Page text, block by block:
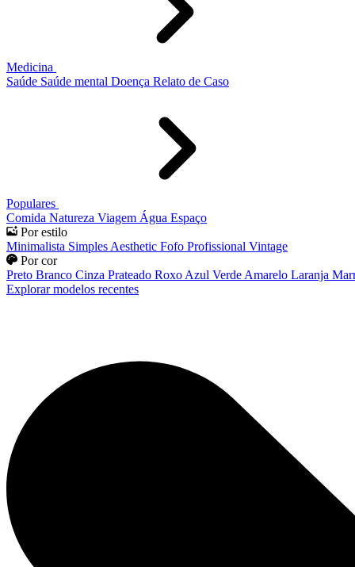
Medicina
Saúde Saúde mental Doença Relato de Caso
Populares
Comida Natureza Viagem Água Espaço
Por estilo
Minimalista Simples Aesthetic Fofo Profissional Vintage
Por cor
Preto Branco Cinza Prateado Roxo Azul Verde Amarelo Laranja
Explorar modelos recentes